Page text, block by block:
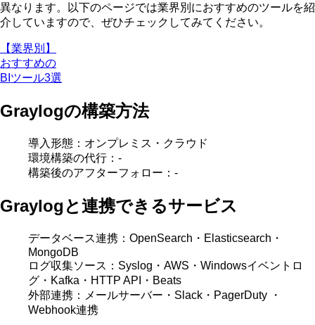
異なります。以下のページでは業界別におすすめのツールを紹
介していますので、ぜひチェックしてみてください。
【業界別】
おすすめの
BIツール3選
Graylogの構築方法
導入形態：オンプレミス・クラウド
環境構築の代行：-
構築後のアフターフォロー：-
Graylogと連携できるサービス
データベース連携：OpenSearch・Elasticsearch・
MongoDB
ログ収集ソース：Syslog・AWS・Windowsイベントロ
グ・Kafka・HTTP API・Beats
外部連携：メールサーバー・Slack・PagerDuty ・
Webhook連携